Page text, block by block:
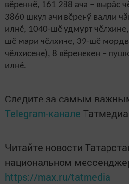
вӗреннӗ, 161 288 ача – вырăс
3860 шкул ачи вӗренӳ валли
илнӗ, 1040-шӗ удмурт
шӗ мари чӗлхине, 39-шӗ
чӗлхисене), 8 вӗренекен –
илнӗ.
Следите за самым
Telegram-канале Татмедиа
Читайте новости
национальном
https://max.ru/tatmedia